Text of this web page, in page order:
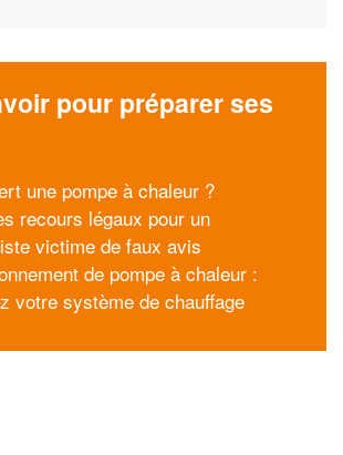
pour préparer ses
une pompe à chaleur ?
recours légaux pour un
victime de faux avis
de pompe à chaleur :
votre système de chauffage